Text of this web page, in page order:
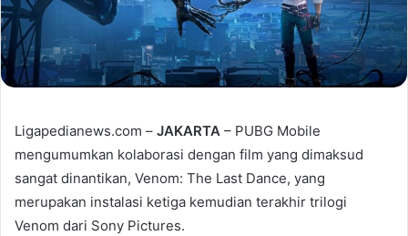
Ligapedianews.com – JAKARTA – PUBG Mobile
mengumumkan kolaborasi dengan film yang dimaksud
sangat dinantikan, Venom: The Last Dance, yang
merupakan instalasi ketiga kemudian terakhir trilogi
Venom dari Sony Pictures.